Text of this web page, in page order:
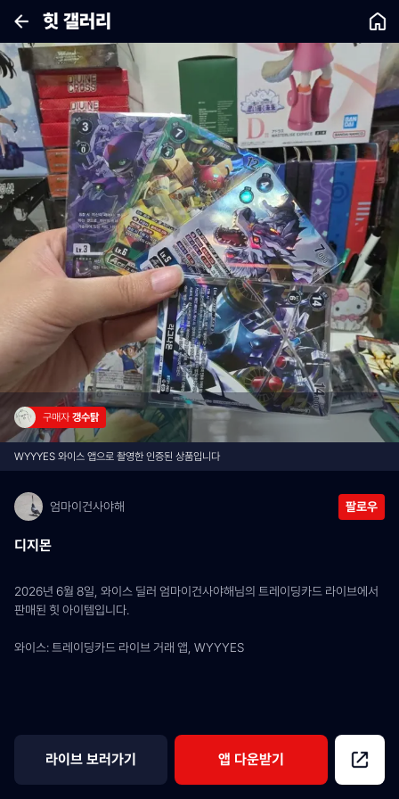
힛 갤러리
구매자 갱수탉
WYYYES 와이스 앱으로 촬영한 인증된 상품입니다
엄마이건사야해 팔로우
디지몬
2026년 6월 8일, 와이스 딜러 엄마이건사야해님의 트레이딩카드 라이브에서
판매된 힛 아이템입니다.
와이스: 트레이딩카드 라이브 거래 앱, WYYYES
라이브 보러가기 앱 다운받기